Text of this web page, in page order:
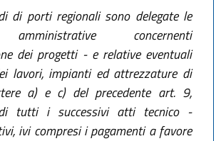
di porti regionali sono delegate le
concernenti
dei progetti - e relative eventuali
lavori, impianti ed attrezzature di
a) e c) del precedente art. 9,
tutti i successivi atti tecnico -
ivi compresi i pagamenti a favore